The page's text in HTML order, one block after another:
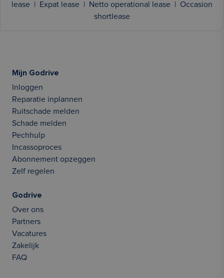
lease
Expat lease Netto operational lease
Occasion
shortlease
Mijn Godrive
Inloggen
Reparatie inplannen
Ruitschade melden
Schade melden
Pechhulp
Incassoproces
Abonnement opzeggen
Zelf regelen
Godrive
Over ons
Partners
Vacatures
Zakelijk
FAQ